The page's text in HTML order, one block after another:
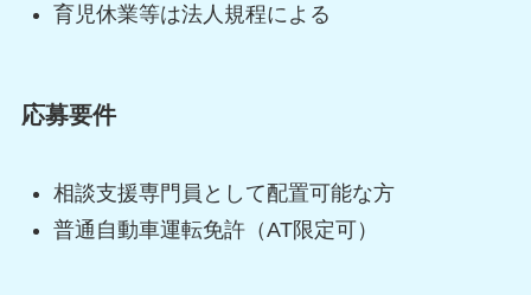
育児休業等は法人規程による
応募要件
相談支援専門員として配置可能な方
普通自動車運転免許（AT限定可）